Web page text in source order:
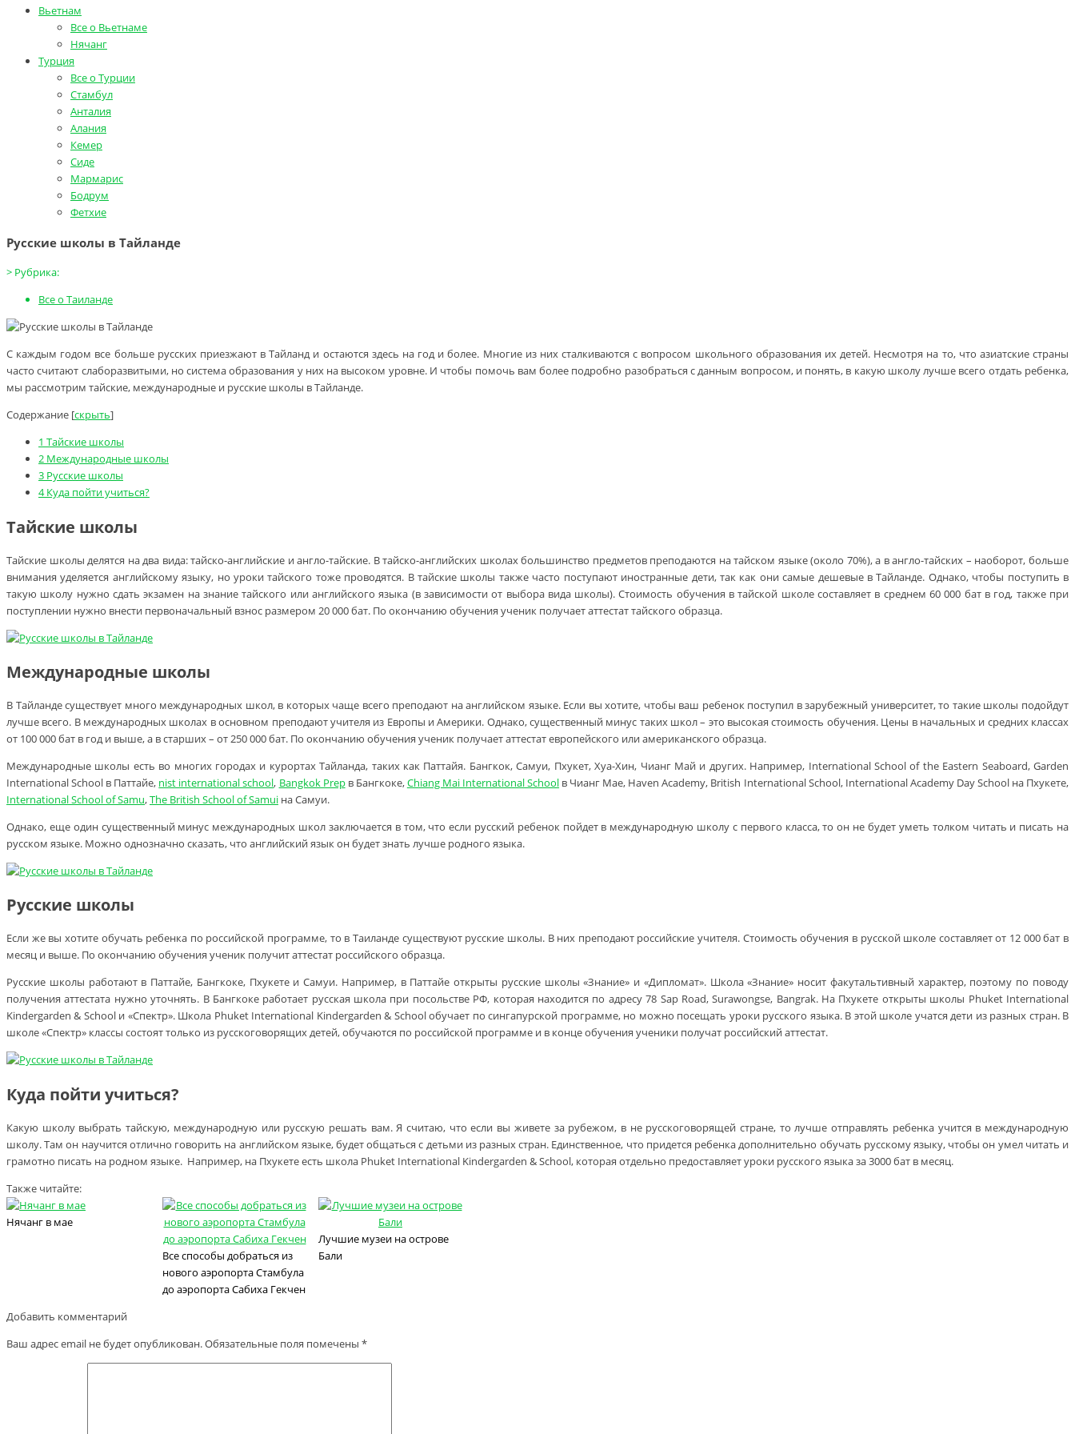
Вьетнам
Все о Вьетнаме
Нячанг
Турция
Все о Турции
Стамбул
Анталия
Алания
Кемер
Сиде
Мармарис
Бодрум
Фетхие
Русские школы в Тайланде
> Рубрика:
Все о Таиланде
С каждым годом все больше русских приезжают в Тайланд и остаются здесь на год и более. Многие из них сталкиваются с вопросом школьного образования их детей. Несмотря на то, что азиатские страны
часто считают слаборазвитыми, но система образования у них на высоком уровне. И чтобы помочь вам более подробно разобраться с данным вопросом, и понять, в какую школу лучше всего отдать ребенка,
мы рассмотрим тайские, международные и русские школы в Тайланде.
Содержание [скрыть]
1 Тайские школы
2 Международные школы
3 Русские школы
4Куда пойти учиться?
Тайские школы
Тайские школы делятся на два вида: тайско-английские и англо-тайские. В тайско-английских школах большинство предметов преподаются на тайском языке (около 70%), а в англо-тайских – наоборот, больше
внимания уделяется английскому языку, но уроки тайского тоже проводятся. В тайские школы также часто поступают иностранные дети, так как они самые дешевые в Тайланде. Однако, чтобы поступить в
такую школу нужно сдать экзамен на знание тайского или английского языка (в зависимости от выбора вида школы). Стоимость обучения в тайской школе составляет в среднем 60 000 бат в год, также при
поступлении нужно внести первоначальный взнос размером 20 000 бат. По окончанию обучения ученик получает аттестат тайского образца.
Международные школы
В Тайланде существует много международных школ, в которых чаще всего преподают на английском языке. Если вы хотите, чтобы ваш ребенок поступил в зарубежный университет, то такие школы подойдут
лучше всего. В международных школах в основном преподают учителя из Европы и Америки. Однако, существенный минус таких школ – это высокая стоимость обучения. Цены в начальных и средних классах
от 100 000 бат в год и выше, а в старших – от 250 000 бат. По окончанию обучения ученик получает аттестат европейского или американского образца.
Международные школы есть во многих городах и курортах Тайланда, таких как Паттайя. Бангкок, Самуи, Пхукет, Хуа-Хин, Чианг Май и других. Например, International School of the Eastern Seaboard, Garden
International School в Паттайе, nist international school, Bangkok Prepв Бангкоке,Chiang Mai International School в Чианг Мае, Haven Academy, British International School, International Academy Day School на Пхукете,
International School of Samu,The British School of Samui на Самуи.
Однако, еще один существенный минус международных школ заключается в том, что если русский ребенок пойдет в международную школу с первого класса, то он не будет уметь толком читать и писать на
русском языке. Можно однозначно сказать, что английский язык он будет знать лучше родного языка.
Русские школы
Если же вы хотите обучать ребенка по российской программе, то в Таиланде существуют русские школы. В них преподают российские учителя. Стоимость обучения в русской школе составляет от 12 000 бат в
месяц и выше. По окончанию обучения ученик получит аттестат российского образца.
Русские школы работают в Паттайе, Бангкоке, Пхукете и Самуи. Например, в Паттайе открыты русские школы «Знание» и «Дипломат». Школа «Знание» носит факутальтивный характер, поэтому по поводу
получения аттестата нужно уточнять. В Бангкоке работает русская школа при посольстве РФ, которая находится по адресу 78 Sap Road, Surawongse, Bangrak. На Пхукете открыты школы Phuket International
Kindergarden & School и «Спектр». Школа Phuket International Kindergarden & School обучает по сингапурской программе, но можно посещать уроки русского языка. В этой школе учатся дети из разных стран. В
школе «Спектр» классы состоят только из русскоговорящих детей, обучаются по российской программе и в конце обучения ученики получат российский аттестат.
Куда пойти учиться?
Какую школу выбрать тайскую, международную или русскую решать вам. Я считаю, что если вы живете за рубежом, в не русскоговорящей стране, то лучше отправлять ребенка учится в международную
школу. Там он научится отлично говорить на английском языке, будет общаться с детьми из разных стран. Единственное, что придется ребенка дополнительно обучать русскому языку, чтобы он умел читать и
грамотно писать на родном языке. Например, на Пхукете есть школа Phuket International Kindergarden & School, которая отдельно предоставляет уроки русского языка за 3000 бат в месяц.
Также читайте:
Нячанг в мае
Все способы добраться из
нового аэропорта Стамбула
до аэропорта Сабиха Гекчен
Лучшие музеи на острове
Бали
Добавить комментарий
Ваш адрес email не будет опубликован.Обязательные поля помечены *